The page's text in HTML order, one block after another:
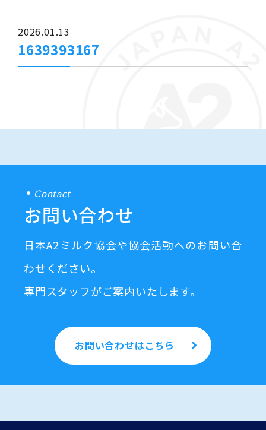
2026.01.13
1639393167
Contact
お問い合わせ
日本A2ミルク協会や協会活動へのお問い合
わせください。
専門スタッフがご案内いたします。
お問い合わせはこちら